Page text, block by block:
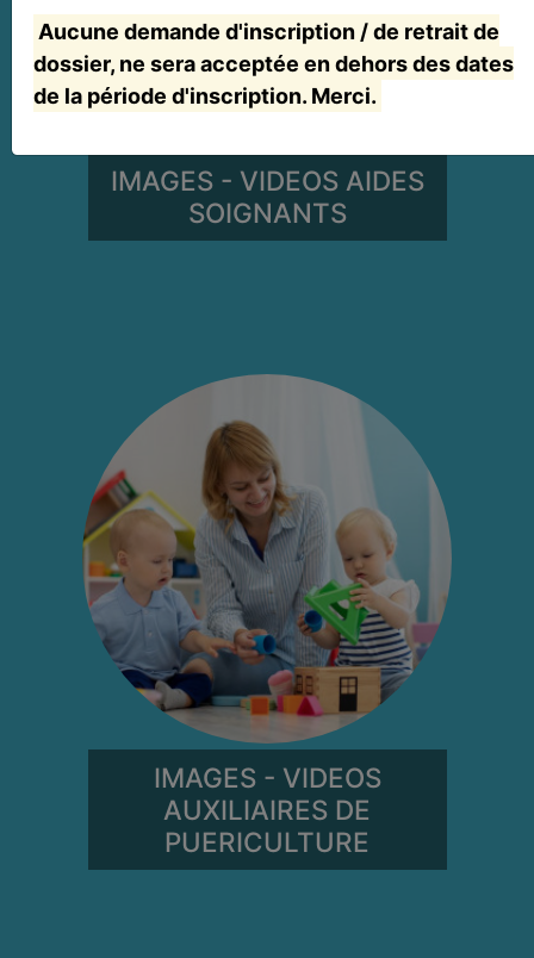
IMAGES - VIDEOS AIDES
SOIGNANTS
IMAGES - VIDEOS
AUXILIAIRES DE
PUERICULTURE
Aucune demande d'inscription / de retrait de
dossier, ne sera acceptée en dehors des dates
de la période d'inscription. Merci.